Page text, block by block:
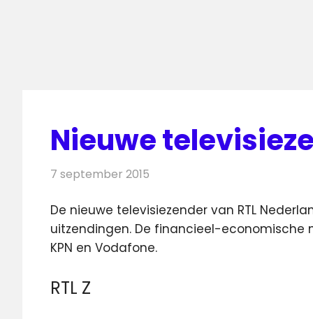
Nieuwe
7 september 2015
De nieuwe televisiezender van RTL
uitzendingen. De financieel-economische
KPN en Vodafone.
RTL Z